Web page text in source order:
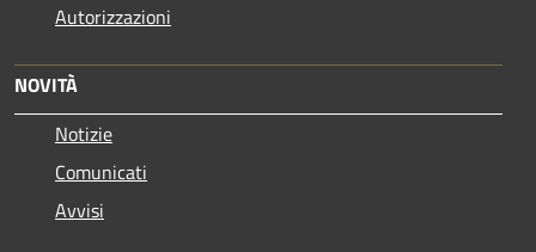
Autorizzazioni
NOVITÀ
Notizie
Comunicati
Avvisi